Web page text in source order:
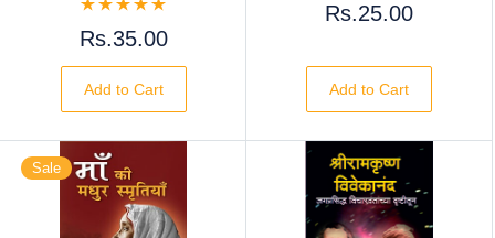
Rs.35.00
Add to Cart
Rs.25.00
Add to Cart
Sale